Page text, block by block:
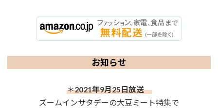
お知らせ
＊2021年9月25日放送
ズームインサタデーの大豆ミート特集で